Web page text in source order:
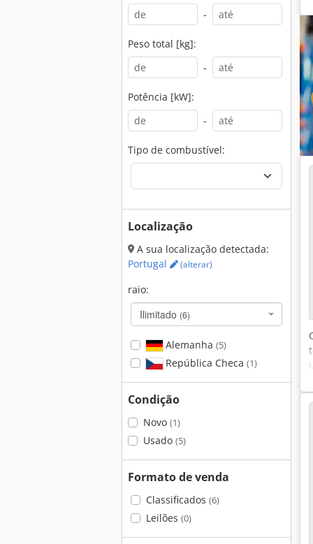
-
Peso total [kg]:
-
Potência [kW]:
-
Tipo de combustível:
Localização
A sua localização detectada:
Portugal
(alterar)
raio:
Ilimitado (6)
Alemanha (5)
República Checa (1)
Condição
Novo (1)
Usado (5)
Formato de venda
Classificados (6)
Leilões (0)